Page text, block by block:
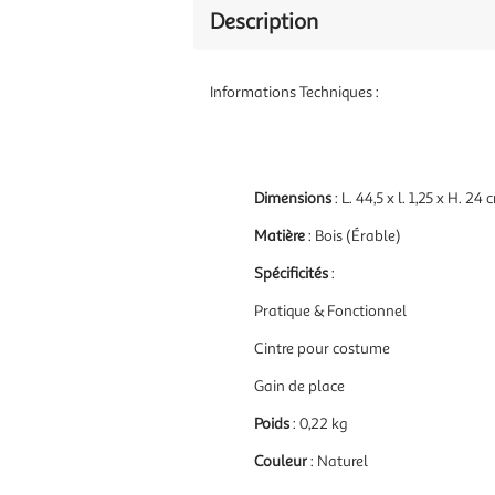
Description
Informations Techniques :
Dimensions: L. 44,5 x l. 1,25 x H. 24
Matière: Bois (Érable)
Spécificités:
Pratique & Fonctionnel
Cintre pour costume
Gain de place
Poids: 0,22 kg
Couleur: Naturel